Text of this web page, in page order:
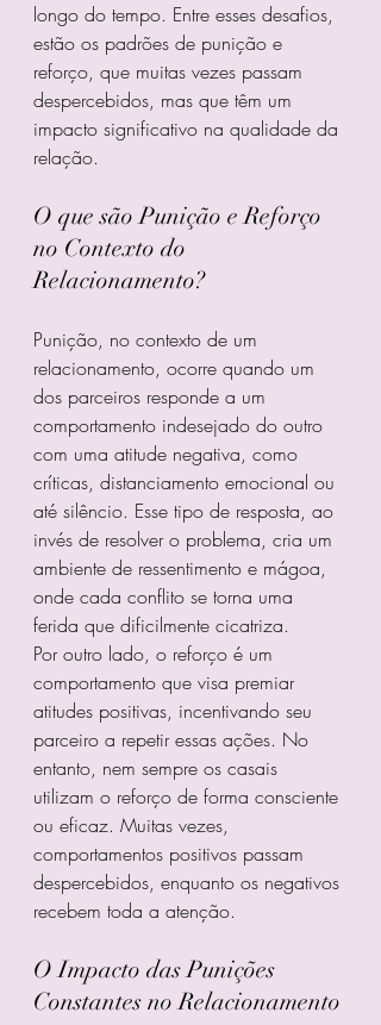
longo do tempo. Entre esses desafios,
estão os padrões de punição e
reforço, que muitas vezes passam
despercebidos, mas que têm um
impacto significativo na qualidade da
relação.
O que são Punição e Reforço
no Contexto do
Relacionamento?
Punição, no contexto de um
relacionamento, ocorre quando um
dos parceiros responde a um
comportamento indesejado do outro
com uma atitude negativa, como
críticas, distanciamento emocional ou
até silêncio. Esse tipo de resposta, ao
invés de resolver o problema, cria um
ambiente de ressentimento e mágoa,
onde cada conflito se torna uma
ferida que dificilmente cicatriza.
Por outro lado, o reforço é um
comportamento que visa premiar
atitudes positivas, incentivando seu
parceiro a repetir essas ações. No
entanto, nem sempre os casais
utilizam o reforço de forma consciente
ou eficaz. Muitas vezes,
comportamentos positivos passam
despercebidos, enquanto os negativos
recebem toda a atenção.
O Impacto das Punições
Constantes no Relacionamento